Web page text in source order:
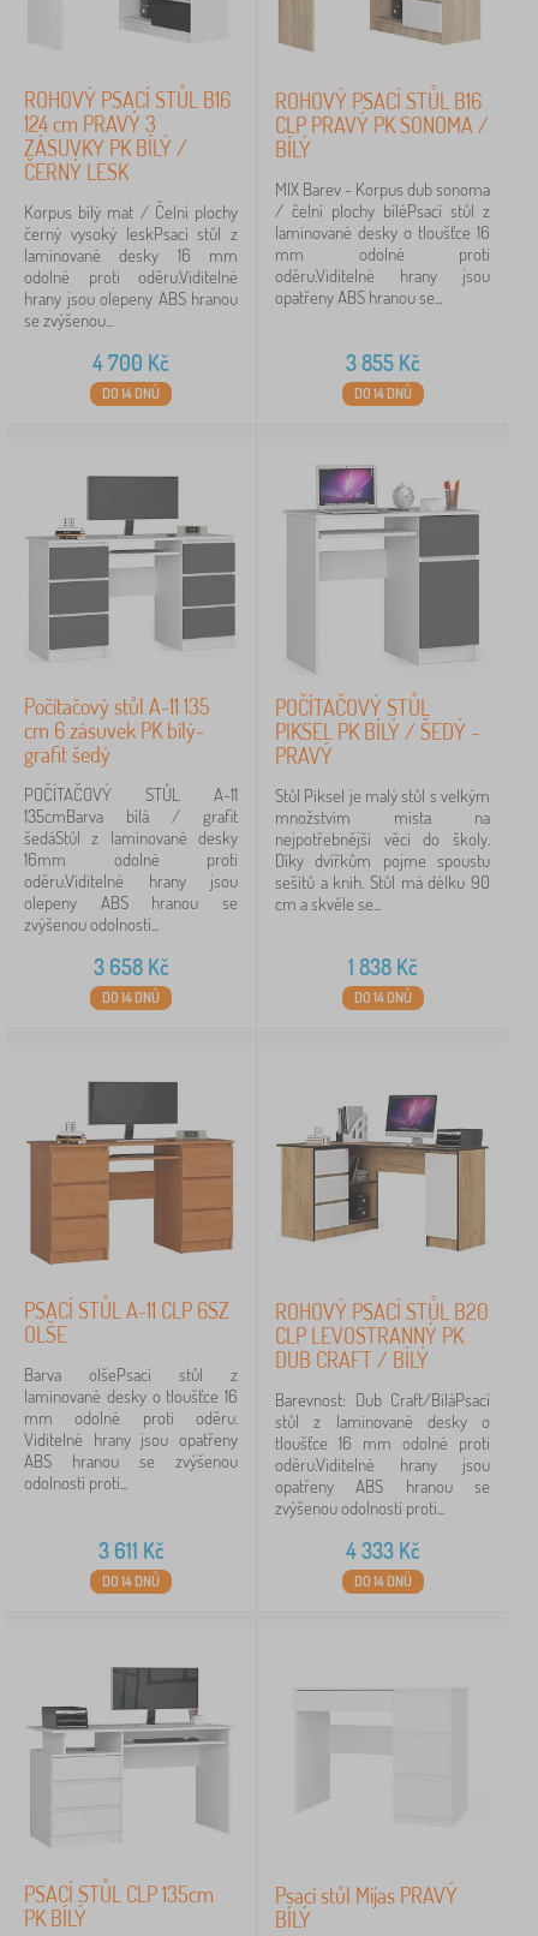
ROHOVÝ PSACÍ STŮL B16
124 cm PRAVÝ 3
ZÁSUVKY PK BÍLÝ /
ČERNÝ LESK
Korpus bílý mat / Čelní plochy
černý vysoký leskPsací stůl z
laminované desky 16 mm
odolné proti oděru.Viditelné
hrany jsou olepeny ABS hranou
se zvýšenou...
4 700 Kč
DO 14 DNŮ
ROHOVÝ PSACÍ STŮL B16
CLP PRAVÝ PK SONOMA /
BÍLÝ
MIX Barev - Korpus dub sonoma
/ čelní plochy bíléPsací stůl z
laminované desky o tloušťce 16
mm odolné proti
oděru.Viditelné hrany jsou
opatřeny ABS hranou se...
3 855Kč
DO 14 DNŮ
Počítačový stůl A-11 135
cm 6 zásuvek PK bílý-
grafit šedý
POČÍTAČOVÝ STŮL A-11
135cmBarva bílá / grafit
šedáStůl z laminované desky
16mm odolné proti
oděru.Viditelné hrany jsou
olepeny ABS hranou se
zvýšenou odolností...
3 658Kč
DO 14 DNŮ
POČÍTAČOVÝ STŮL
PIKSEL PK BÍLÝ / ŠEDÝ -
PRAVÝ
Stůl Piksel je malý stůl s velkým
množstvím místa na
nejpotřebnější věci do školy.
Díky dvířkům pojme spoustu
sešitů a knih. Stůl má délku 90
cm a skvěle se...
1 838Kč
DO 14 DNŮ
PSACÍ STŮL A-11 CLP 6SZ
OLŠE
Barva olšePsací stůl z
laminované desky o tloušťce 16
mm odolné proti oděru.
Viditelné hrany jsou opatřeny
ABS hranou se zvýšenou
odolností proti...
3 611 Kč
DO 14 DNŮ
ROHOVÝ PSACÍ STŮL B20
CLP LEVOSTRANNÝ PK
DUB CRAFT / BÍLÝ
Barevnost: Dub Craft/BíláPsací
stůl z laminované desky o
tloušťce 16 mm odolné proti
oděru.Viditelné hrany jsou
opatřeny ABS hranou se
zvýšenou odolností proti...
4 333Kč
DO 14 DNŮ
PSACÍ STŮL CLP 135cm
PK BÍLÝ
Psací stůl Mijas PRAVÝ
BÍLÝ